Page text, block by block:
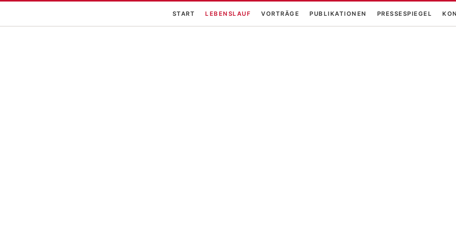
START LEBENSLAUF VORTRÄGE PUBLIKATIONEN PRESSESPIEGEL